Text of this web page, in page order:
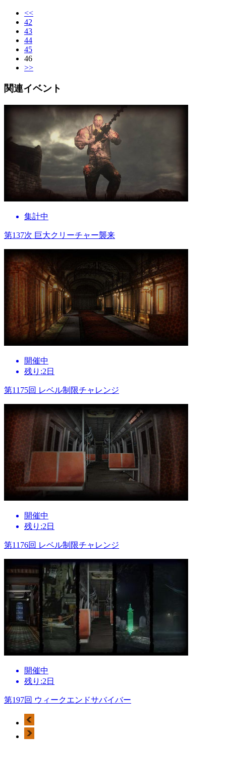
<<
42
43
44
45
46
>>
関連イベント
集計中
第137次 巨大クリーチャー襲来
開催中
残り:2日
第1175回 レベル制限チャレンジ
開催中
残り:2日
第1176回 レベル制限チャレンジ
開催中
残り:2日
第197回 ウィークエンドサバイバー